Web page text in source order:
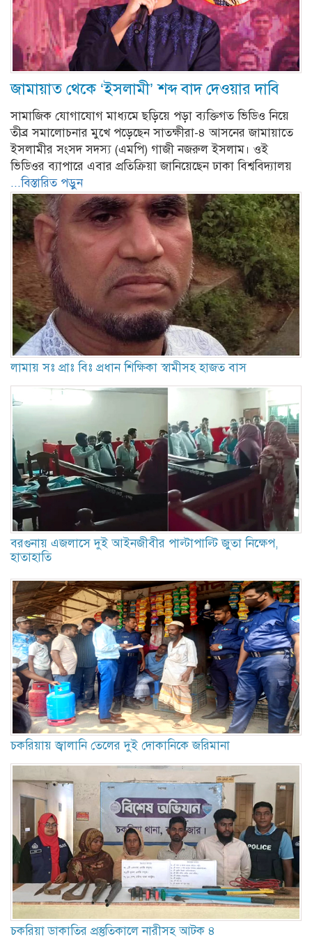
জামায়াত থেকে ‘ইসলামী’ শব্দ বাদ দেওয়ার দাবি
সামাজিক যোগাযোগ মাধ্যমে ছড়িয়ে পড়া ব্যক্তিগত ভিডিও নিয়ে
তীব্র সমালোচনার মুখে পড়েছেন সাতক্ষীরা-৪ আসনের জামায়াতে
ইসলামীর সংসদ সদস্য (এমপি) গাজী নজরুল ইসলাম। ওই
ভিডিওর ব্যাপারে এবার প্রতিক্রিয়া জানিয়েছেন ঢাকা বিশ্ববিদ্যালয়
...বিস্তারিত পড়ুন
লামায় সঃ প্রাঃ বিঃ প্রধান শিক্ষিকা স্বামীসহ হাজত বাস
বরগুনায় এজলাসে দুই আইনজীবীর পাল্টাপাল্টি জুতা নিক্ষেপ,
হাতাহাতি
চকরিয়ায় জ্বালানি তেলের দুই দোকানিকে জরিমানা
চকরিয়া ডাকাতির প্রস্তুতিকালে নারীসহ আটক ৪